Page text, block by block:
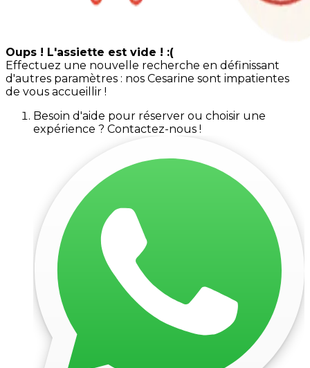
Oups ! L'assiette est vide ! :(
Effectuez une nouvelle recherche en définissant
d'autres paramètres : nos Cesarine sont impatientes
de vous accueillir !
Besoin d'aide pour réserver ou choisir une
expérience ? Contactez-nous !